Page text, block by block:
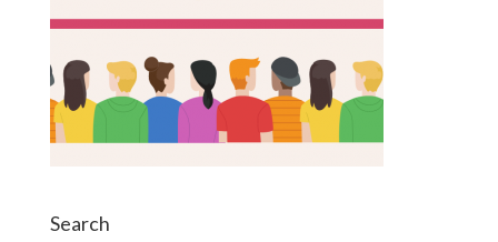
Search